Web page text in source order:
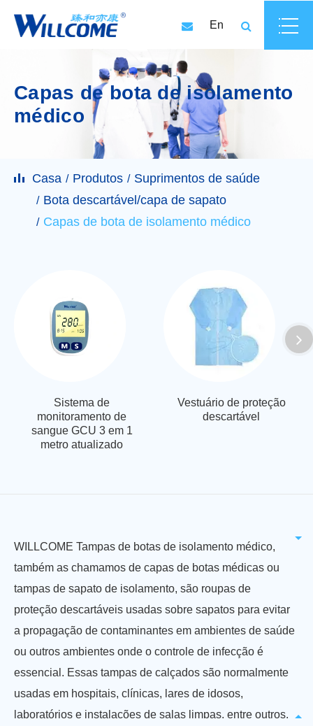
En
Capas de bota de isolamento
médico
Casa Produtos
Suprimentos de saúde
Bota descartável/capa de sapato
Capas de bota de isolamento médico
Sistema de
monitoramento de
sangue GCU 3 em 1
metro atualizado
Vestuário de proteção
descartável
WILLCOME Tampas de botas de isolamento médico,
também as chamamos de capas de botas médicas ou
tampas de sapato de isolamento, são roupas de
proteção descartáveis usadas sobre sapatos para evitar
a propagação de contaminantes em ambientes de saúde
ou outros ambientes onde o controle de infecção é
essencial. Essas tampas de calçados são normalmente
usadas em hospitais, clínicas, lares de idosos,
laboratórios e instalações de salas limpas, entre outros.